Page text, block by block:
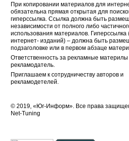
При копировании материалов для
обязательна прямая открытая для
гиперссылка. Ссылка должна быть
независимости от полного либо
использования материалов. Гиперссылка
интернет- изданий) – должна быть
подзаголовке или в первом абзаце
Ответственность за рекламные материлы
рекламодатель.
Приглашаем к сотрудничеству авторов и
рекламодетелей.
© 2019, «Юг-Информ». Все права
Net-Tuning